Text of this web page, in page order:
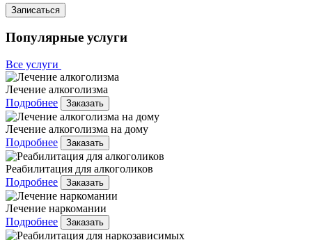
Записаться
Популярные услуги
Все услуги
Лечение алкоголизма
Подробнее
Заказать
Лечение алкоголизма на дому
Подробнее
Заказать
Реабилитация для алкоголиков
Подробнее
Заказать
Лечение наркомании
Подробнее
Заказать